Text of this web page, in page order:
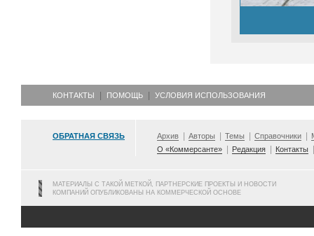
КОНТАКТЫ ПОМОЩЬ УСЛОВИЯ ИСПОЛЬЗОВАНИЯ
ОБРАТНАЯ СВЯЗЬ Архив Авторы Темы Справочники
О «Коммерсанте»
Редакция Контакты
МАТЕРИАЛЫ С ТАКОЙ МЕТКОЙ, ПАРТНЕРСКИЕ ПРОЕКТЫ И НОВОСТИ
КОМПАНИЙ ОПУБЛИКОВАНЫ НА КОММЕРЧЕСКОЙ ОСНОВЕ